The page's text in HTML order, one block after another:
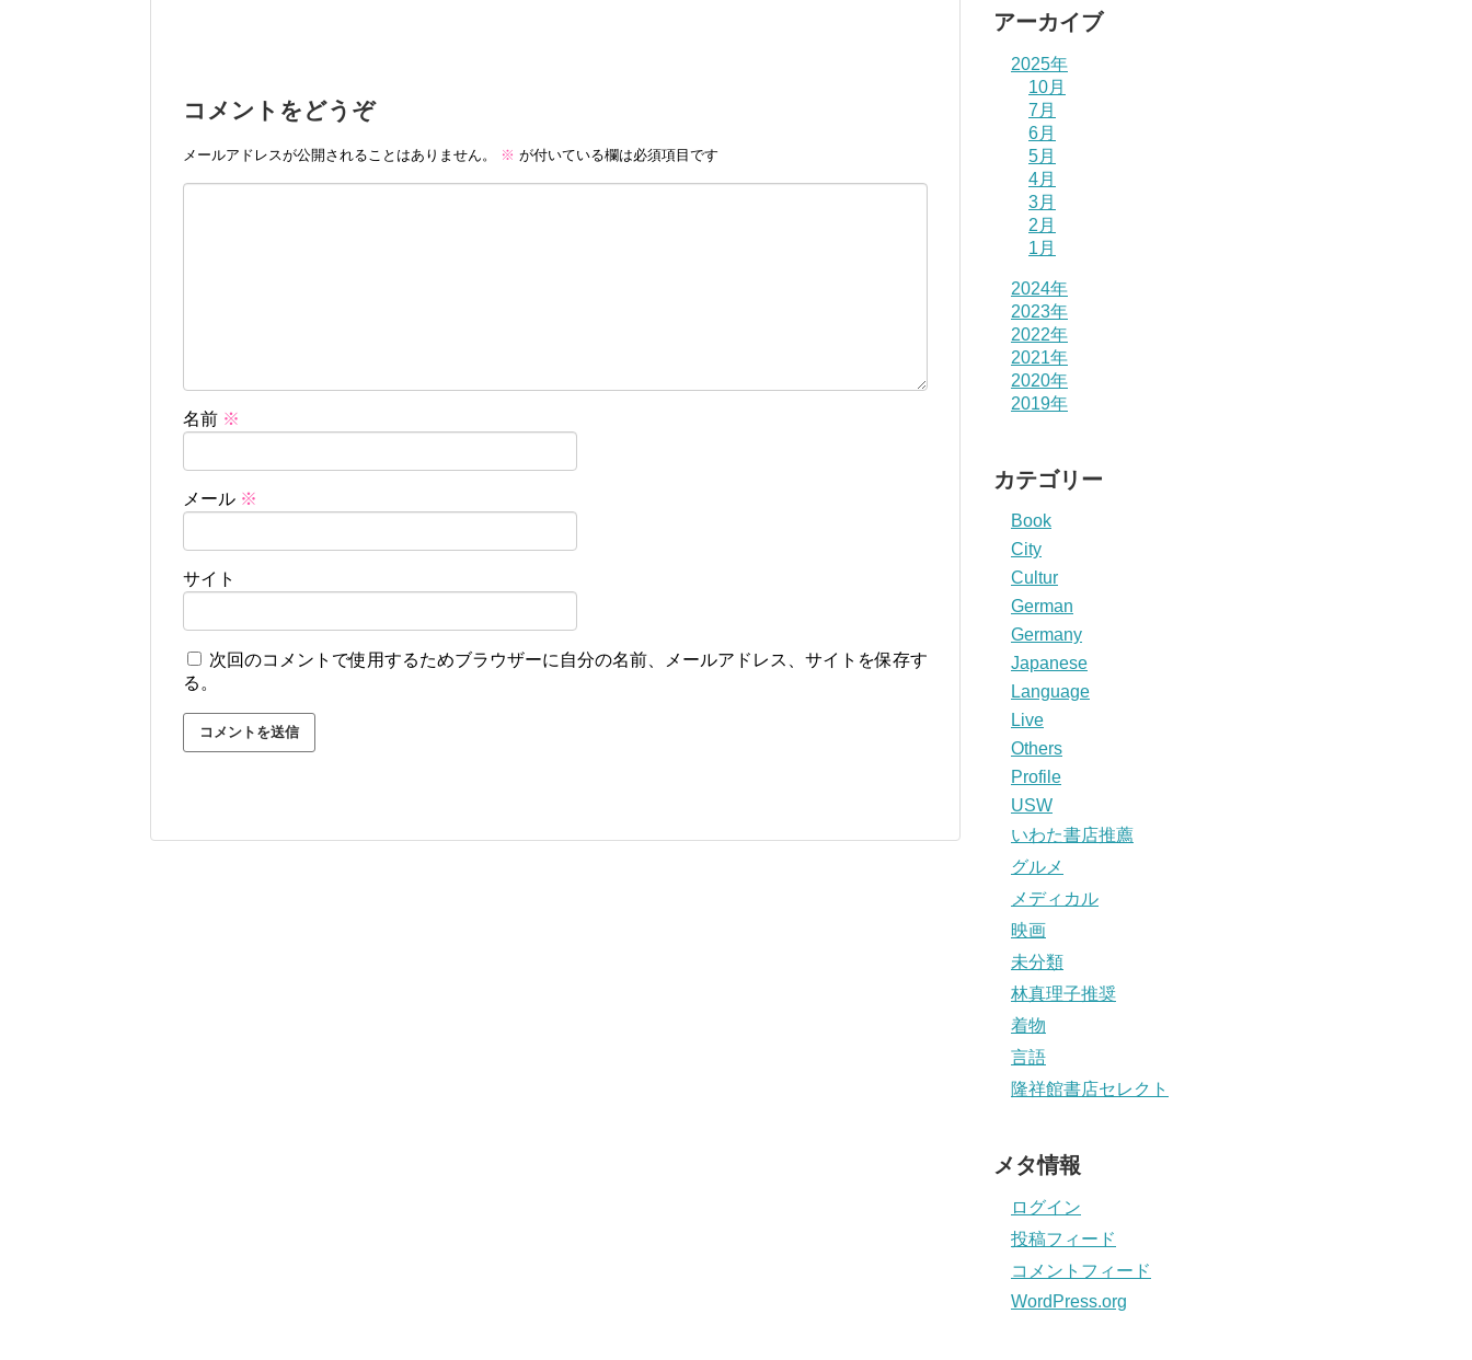
コメントをどうぞ
メールアドレスが公開されることはありません。 ※ が付いている欄は必須項目です
名前 ※
メール ※
サイト
次回のコメントで使用するためブラウザーに自分の名前、メールアドレス、サイトを保存す
る。
アーカイブ
2025年
10月
7月
6月
5月
4月
3月
2月
1月
2024年
2023年
2022年
2021年
2020年
2019年
カテゴリー
Book
City
Cultur
German
Germany
Japanese
Language
Live
Others
Profile
USW
いわた書店推薦
グルメ
メディカル
映画
未分類
林真理子推奨
着物
言語
隆祥館書店セレクト
メタ情報
ログイン
投稿フィード
コメントフィード
WordPress.org